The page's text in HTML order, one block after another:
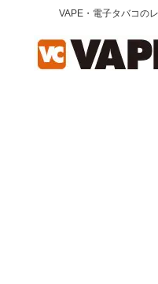
VAPE・電子タバコの